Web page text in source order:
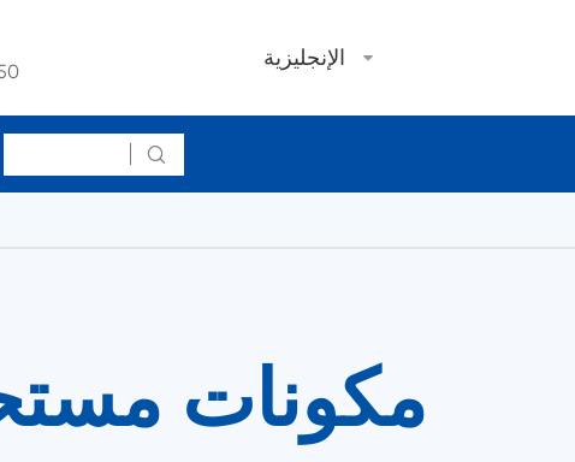
الإنجليزية

مكونات